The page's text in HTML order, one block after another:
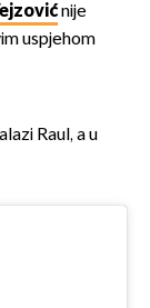
nije
uspjehom
Raul, a u